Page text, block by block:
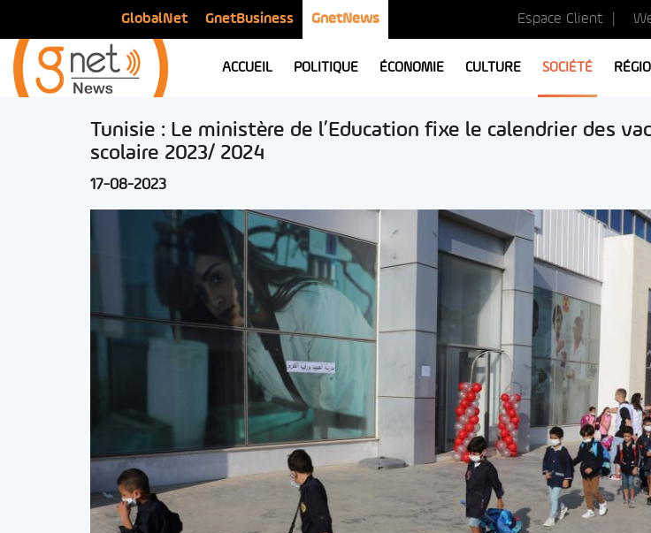
GlobalNet GnetBusiness GnetNews Espace Client
ACCUEIL POLITIQUE ÉCONOMIE CULTURE SOCIÉTÉ
Tunisie : Le ministère de l’Education fixe le calendrier des
scolaire 2023/ 2024
17-08-2023